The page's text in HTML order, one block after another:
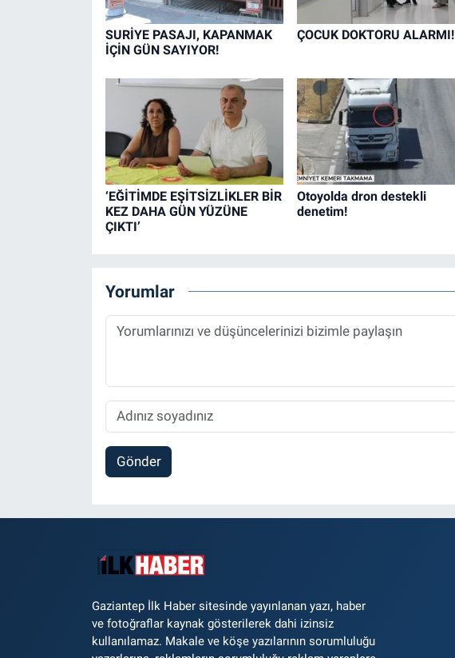
SURİYE PASAJI, KAPANMAK
İÇİN GÜN SAYIYOR!
ÇOCUK DOKTORU ALARMI!
‘EĞİTİMDE EŞİTSİZLİKLER BİR
KEZ DAHA GÜN YÜZÜNE
ÇIKTI’
Otoyolda dron destekli
denetim!
Yorumlar
Gönder
Gaziantep İlk Haber sitesinde yayınlanan yazı, haber
ve fotoğraflar kaynak gösterilerek dahi izinsiz
kullanılamaz. Makale ve köşe yazılarının sorumluluğu